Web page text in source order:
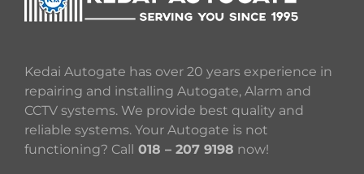
Kedai Autogate has over 20 years experience in
repairing and installing Autogate, Alarm and
CCTV systems. We provide best quality and
reliable systems. Your Autogate is not
functioning? Call
018 – 207 9198 now!